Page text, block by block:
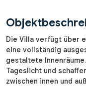
Die Villa verfügt über
eine vollständig
gestaltete
Tageslicht und
zwischen innen und